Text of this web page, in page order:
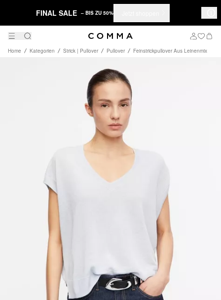
FINAL SALE – BIS ZU 50%
Home Kategorien Strick | Pullover Pullover Feinstrickpullover Aus Leinenmix